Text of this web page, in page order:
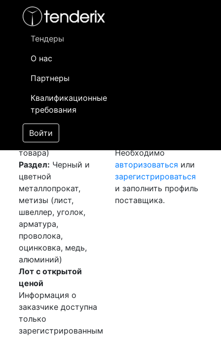
Тендеры
О нас
Партнеры
Квалификационные
требования
Войти
- активный лот
- сохраненный лот (не опубликован)
Закуп: Лист
оцинкованный
[Завершен]
Лот №:5104
АУКЦИОН (покупка
товара)
Раздел: Черный и
цветной
металлопрокат,
метизы (лист,
швеллер, уголок,
арматура,
проволока,
оцинковка, медь,
алюминий)
Лот с открытой
ценой
Информация о
заказчике доступна
только
зарегистрированным
Необходимо
авторизоваться или
зарегистрироваться
и заполнить профиль
поставщика.